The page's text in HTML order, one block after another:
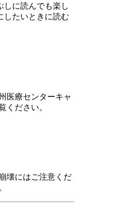
しに読んでも楽し
したいときに読む
医療センターキャ
ください。
壊にはご注意くだ